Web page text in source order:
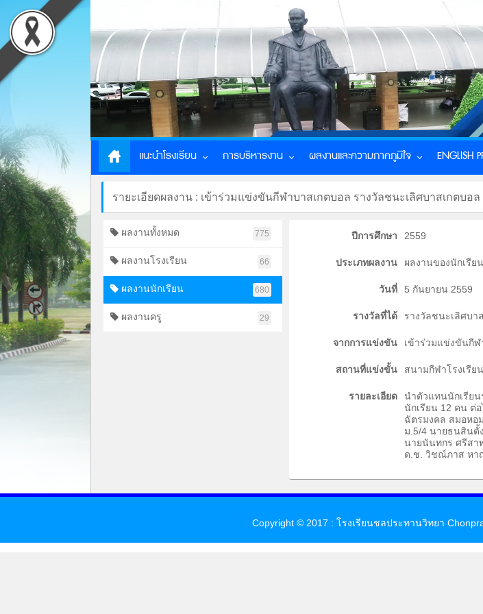
แนะนำโรงเรียน การบริหารงาน ผลงานและความภาคภูมิใจ ENGLISH
รายะเอียดผลงาน : เข้าร่วมแข่งขันกีฬาบาสเกตบอล รางวัลชนะเลิศบาสเกตบอล
ผลงานทั้งหมด 775
ผลงานโรงเรียน 66
ผลงานนักเรียน 680
ผลงานครู 29
ปีการศึกษา 2559
ประเภทผลงาน ผลงานของนักเรียน
วันที่ 5 กันยายน 2559
รางวัลที่ได้ รางวัลชนะเลิศบา
จากการแข่งขัน เข้าร่วมแข่งขันกีฬ
สถานที่แข่งขั้น สนามกีฬาโรงเรี
รายละเอียด
นำตัวแทนนักเรีย
นักเรียน 12 คน ต่
ฉัตรมงคล สมอหอ
ม.5/4 นายธนสินตั้
นายนันทกร ศรีสา
ด.ช. วิชณ์ภาส หา
Copyright © 2017 : โรงเรียนชลประทานวิทยา